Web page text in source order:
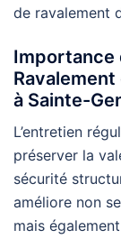
de ravalement
Importance
à Sainte-
L’entretien
préserver la
sécurité
améliore non
mais